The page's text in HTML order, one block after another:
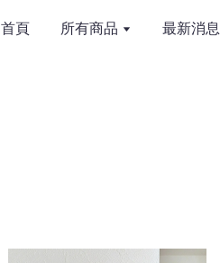
首頁 所有商品 最新消息